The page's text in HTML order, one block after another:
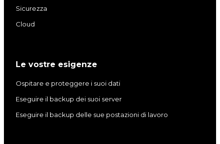
n
a
Sicurezza
Cloud
Le vostre esigenze
Ospitare e proteggere i suoi dati
Eseguire il backup dei suoi server
Eseguire il backup delle sue postazioni di lavoro